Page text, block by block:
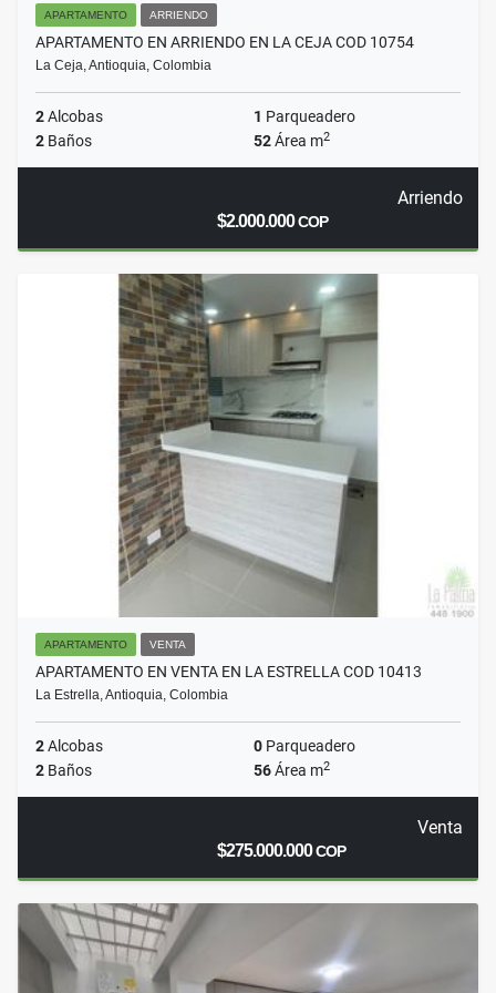
APARTAMENTO ARRIENDO
APARTAMENTO EN ARRIENDO EN LA CEJA COD 10754
La Ceja, Antioquia, Colombia
2Alcobas 1 Parqueadero
2 Baños 52Área m2
Arriendo
$2.000.000COP
APARTAMENTO VENTA
APARTAMENTO EN VENTA EN LA ESTRELLA COD 10413
La Estrella, Antioquia, Colombia
2Alcobas 0 Parqueadero
2 Baños 56Área m2
Venta
$275.000.000COP